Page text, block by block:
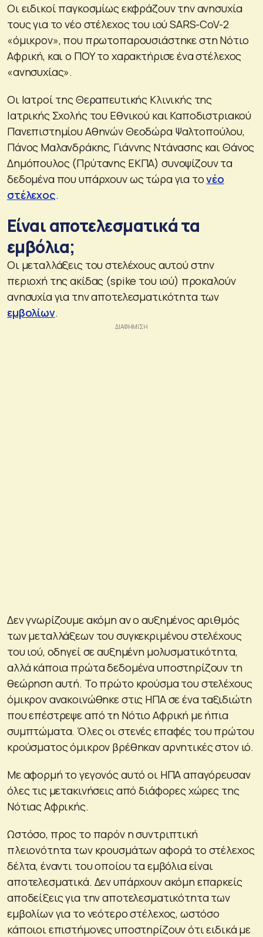
Οι ειδικοί παγκοσμίως εκφράζουν την ανησυχία
τους για το νέο στέλεχος του ιού SARS-CoV-2
«όμικρον», που πρωτοπαρουσιάστηκε στη Νότιο
Αφρική, και ο ΠΟΥ το χαρακτήρισε ένα στέλεχος
«ανησυχίας».
Οι Ιατροί της Θεραπευτικής Κλινικής της
Ιατρικής Σχολής του Εθνικού και Καποδιστριακού
Πανεπιστημίου Αθηνών Θεοδώρα Ψαλτοπούλου,
Πάνος Μαλανδράκης, Γιάννης Ντάνασης και Θάνος
Δημόπουλος (Πρύτανης ΕΚΠΑ) συνοψίζουν τα
δεδομένα που υπάρχουν ως τώρα για τονέο
στέλεχος.
Είναι αποτελεσματικά τα
εμβόλια;
Οι μεταλλάξεις του στελέχους αυτού στην
περιοχή της ακίδας (spike του ιού) προκαλούν
ανησυχία για την αποτελεσματικότητα των
εμβολίων.
Δεν γνωρίζουμε ακόμη αν ο αυξημένος αριθμός
των μεταλλάξεων του συγκεκριμένου στελέχους
του ιού, οδηγεί σε αυξημένη μολυσματικότητα,
αλλά κάποια πρώτα δεδομένα υποστηρίζουν τη
θεώρηση αυτή. Το πρώτο κρούσμα του στελέχους
όμικρον ανακοινώθηκε στις ΗΠΑ σε ένα ταξιδιώτη
που επέστρεψε από τη Νότιο Αφρική με ήπια
συμπτώματα. Όλες οι στενές επαφές του πρώτου
κρούσματος όμικρον βρέθηκαν αρνητικές στον ιό.
Με αφορμή το γεγονός αυτό οι ΗΠΑ απαγόρευσαν
όλες τις μετακινήσεις από διάφορες χώρες της
Νότιας Αφρικής.
Ωστόσο, προς το παρόν η συντριπτική
πλειονότητα των κρουσμάτων αφορά το στέλεχος
δέλτα, έναντι του οποίου τα εμβόλια είναι
αποτελεσματικά. Δεν υπάρχουν ακόμη επαρκείς
αποδείξεις για την αποτελεσματικότητα των
εμβολίων για το νεότερο στέλεχος, ωστόσο
κάποιοι επιστήμονες υποστηρίζουν ότι ειδικά με